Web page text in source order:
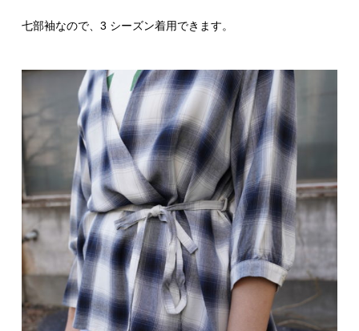
七部袖なので、3 シーズン着用できます。